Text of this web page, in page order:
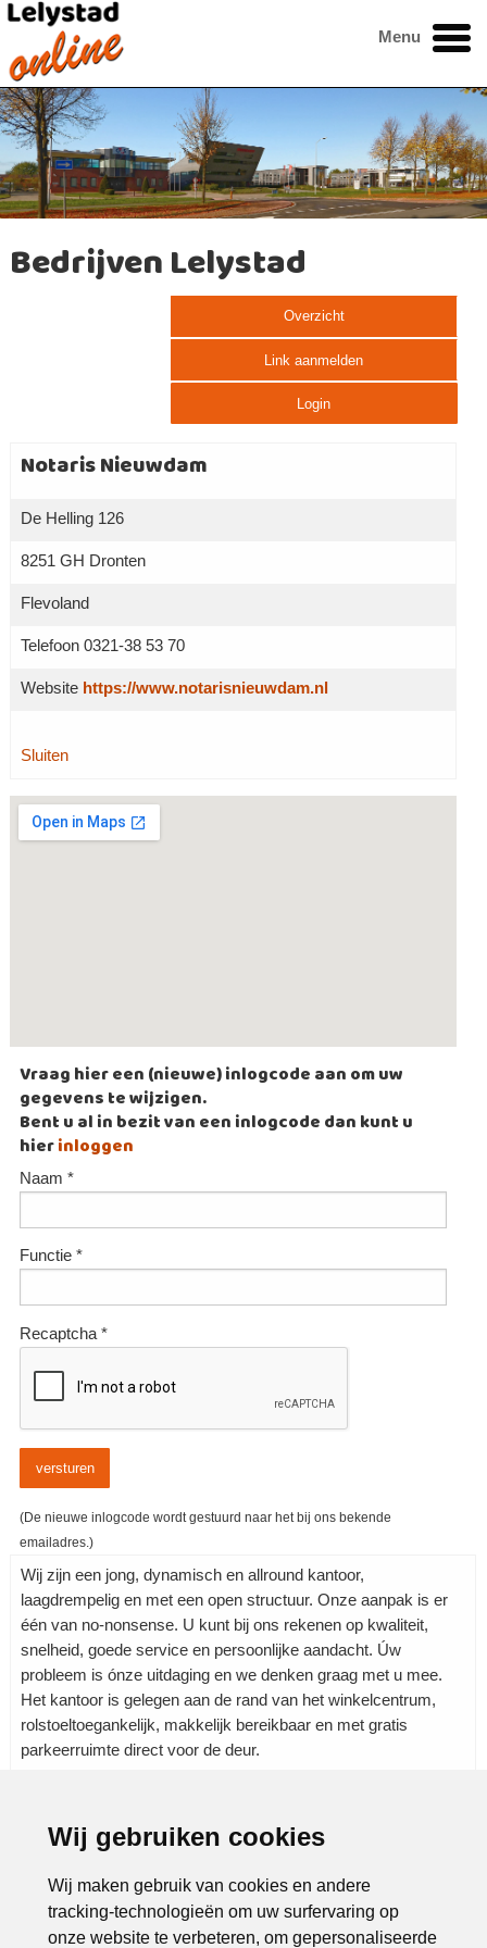
Wij gebruiken cookies
Wij maken gebruik van cookies en andere
tracking-technologieën om uw surfervaring op
onze website te verbeteren, om gepersonaliseerde
Menu
Bedrijven Lelystad
Overzicht
Link aanmelden
Login
Notaris Nieuwdam
De Helling 126
8251 GH Dronten
Flevoland
Telefoon 0321-38 53 70
Website https://www.notarisnieuwdam.nl
Sluiten
Grotere kaart weergeven
Vraag hier een (nieuwe) inlogcode aan om uw
gegevens te wijzigen.
Bent u al in bezit van een inlogcode dan kunt u
hierinloggen
Naam *
Functie *
Recaptcha *
(De nieuwe inlogcode wordt gestuurd naar het bij ons bekende
emailadres.)
Wij zijn een jong, dynamisch en allround kantoor,
laagdrempelig en met een open structuur. Onze aanpak is er
één van no-nonsense. U kunt bij ons rekenen op kwaliteit,
snelheid, goede service en persoonlijke aandacht. Úw
probleem is ónze uitdaging en we denken graag met u mee.
Het kantoor is gelegen aan de rand van het winkelcentrum,
rolstoeltoegankelijk, makkelijk bereikbaar en met gratis
parkeerruimte direct voor de deur.